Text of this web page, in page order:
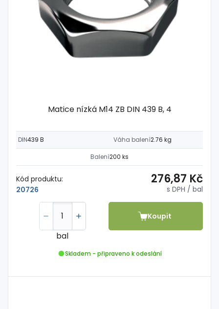
Matice nízká M14 ZB DIN 439 B, 4
DIN439 B Váha balení2.76 kg
Balení200 ks
Kód produktu:
20726
276,87 Kč
s DPH / bal
bal
Koupit
Skladem - připraveno k odeslání